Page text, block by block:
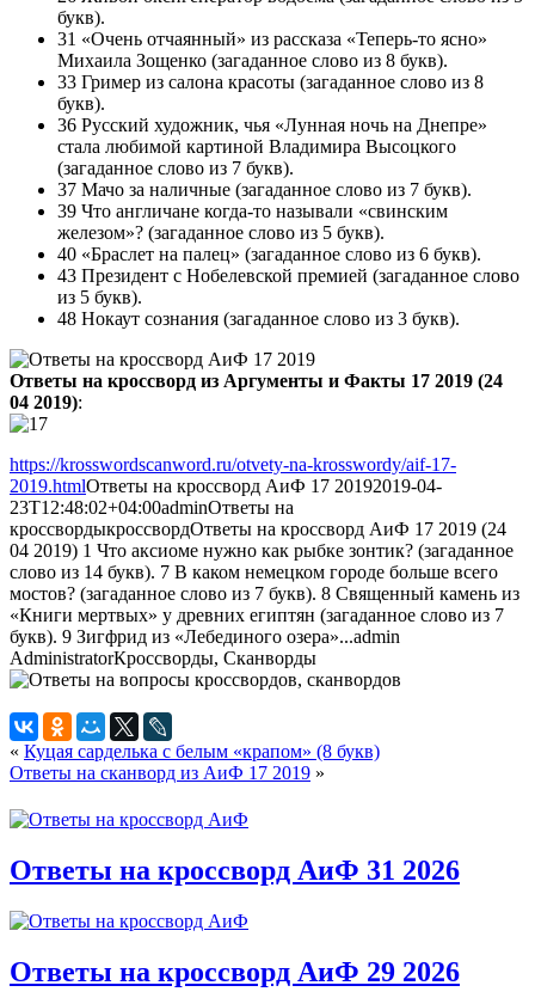
букв).
31 «Очень отчаянный» из рассказа «Теперь-то ясно»
Михаила Зощенко (загаданное слово из 8 букв).
33 Гример из салона красоты (загаданное слово из 8
букв).
36 Русский художник, чья «Лунная ночь на Днепре»
стала любимой картиной Владимира Высоцкого
(загаданное слово из 7 букв).
37 Мачо за наличные (загаданное слово из 7 букв).
39 Что англичане когда-то называли «свинским
железом»? (загаданное слово из 5 букв).
40 «Браслет на палец» (загаданное слово из 6 букв).
43 Президент с Нобелевской премией (загаданное слово
из 5 букв).
48 Нокаут сознания (загаданное слово из 3 букв).
Ответы на кроссворд из Аргументы и Факты 17 2019 (24
04 2019):
https://krosswordscanword.ru/otvety-na-krosswordy/aif-17-
2019.htmlОтветы на кроссворд АиФ 17 20192019-04-
23T12:48:02+04:00adminОтветы на
кроссвордыкроссвордОтветы на кроссворд АиФ 17 2019 (24
04 2019) 1 Что аксиоме нужно как рыбке зонтик? (загаданное
слово из 14 букв). 7 В каком немецком городе больше всего
мостов? (загаданное слово из 7 букв). 8 Священный камень из
«Книги мертвых» у древних египтян (загаданное слово из 7
букв). 9 Зигфрид из «Лебединого озера»...admin
AdministratorКроссворды, Сканворды
« Куцая сарделька с белым «крапом» (8 букв)
Ответы на сканворд из АиФ 17 2019 »
Ответы на кроссворд АиФ 31 2026
Ответы на кроссворд АиФ 29 2026